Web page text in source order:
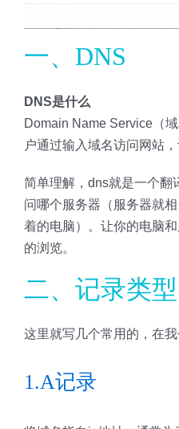
一、DNS
DNS是什么
Domain Name Service（
户通过输入域名访问网站
简单理解，dns就是一个翻
问哪个服务器（服务器就
着的电脑）。让你的电脑
的浏览。
二、记录类型
这里就写几个常用的，在
1.A记录